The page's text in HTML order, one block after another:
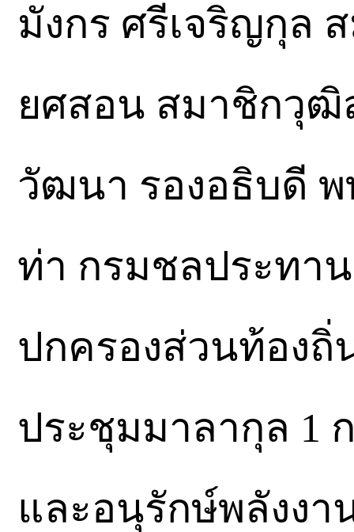
มังกร ศรีเจริญกุล
ยศสอน สมาชิกวุ
วัฒนา รองอธิบดี พ
ท่า กรมชลประทา
ปกครองส่วนท้องถิ่
ประชุมมาลากุล 1
และอนุรักษ์พลังงา